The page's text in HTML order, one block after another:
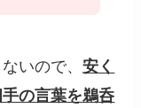
いので、安く
の言葉を鵜呑